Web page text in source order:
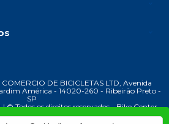
DE BICICLETAS LTD, Avenida
América - 14020-260 - Ribeirão Preto -
SP
© Todos os direitos reservados - Bike Center
Ribeirão - 2026